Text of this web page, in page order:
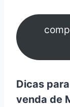
Dicas
venda de